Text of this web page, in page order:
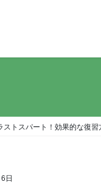
ストスパート！効果的な復習
日